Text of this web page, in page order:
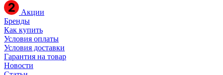
Акции
Бренды
Как купить
Условия оплаты
Условия доставки
Гарантия на товар
Новости